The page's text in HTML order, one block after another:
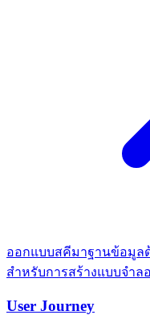
ออกแบบสคีมาฐานข้อมูล
สำหรับการสร้างแบบจำล
User Journey